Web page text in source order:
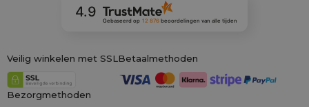
4.9
Gebaseerd op 12 876beoordelingen van alle tijden
Veilig winkelen met SSL Betaalmethoden
Bezorgmethoden